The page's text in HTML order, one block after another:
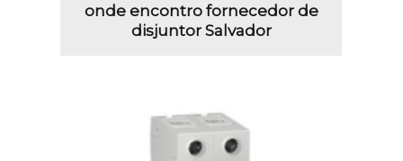
onde encontro fornecedor de
disjuntor Salvador